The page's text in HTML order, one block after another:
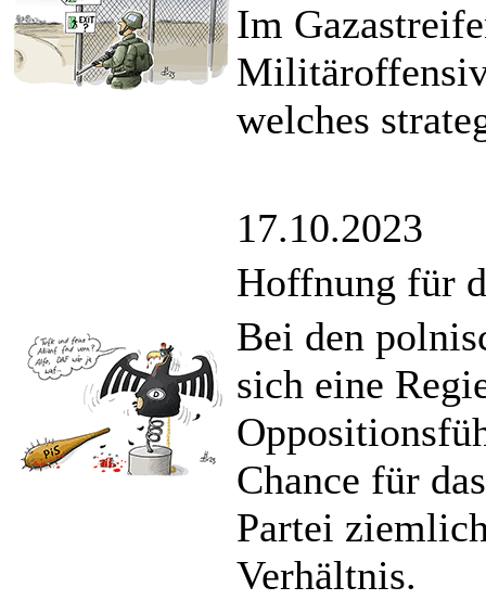
Im
welches
17.10.2023
Hoffnung für
Bei den
sich eine
Chance für
Partei
Verhältnis.